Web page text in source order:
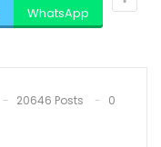
WhatsApp
20646 Posts
0